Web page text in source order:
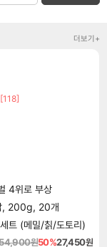
더보기+
[118]
4위로 부상
, 200g, 20개
트 (메밀/칡/도토리)
원50%27,450원